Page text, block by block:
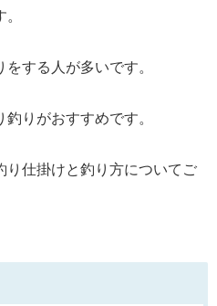
する人が多いです。
りがおすすめです。
り仕掛けと釣り方についてご